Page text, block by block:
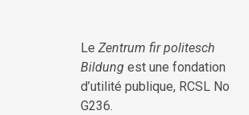
Le Zentrum fir politesch
Bildung est une fondation
d’utilité publique, RCSL No
G236.